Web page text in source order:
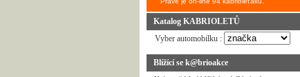
Katalog KABRIOLETŮ
Vyber automobilku :
Blížící se k@brioakce